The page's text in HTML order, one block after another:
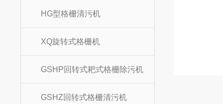
HG型格栅清污机
XQ旋转式格栅机
GSHP回转式耙式格栅除污机
GSHZ回转式格栅清污机